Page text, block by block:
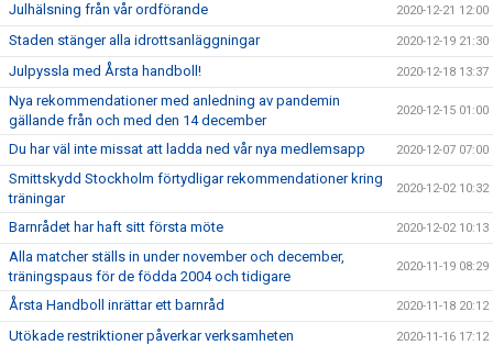
Julhälsning från vår ordförande 2020-12-21 12:00
Staden stänger alla idrottsanläggningar 2020-12-19 21:30
Julpyssla med Årsta handboll! 2020-12-18 13:37
Nya rekommendationer med anledning av pandemin
gällande från och med den 14 december
2020-12-15 01:00
Du har väl inte missat att ladda ned vår nya medlemsapp 2020-12-07 07:00
Smittskydd Stockholm förtydligar rekommendationer kring
träningar
2020-12-02 10:32
Barnrådet har haft sitt första möte 2020-12-02 10:13
Alla matcher ställs in under november och december,
träningspaus för de födda 2004 och tidigare
2020-11-19 08:29
Årsta Handboll inrättar ett barnråd 2020-11-18 20:12
Utökade restriktioner påverkar verksamheten 2020-11-16 17:12